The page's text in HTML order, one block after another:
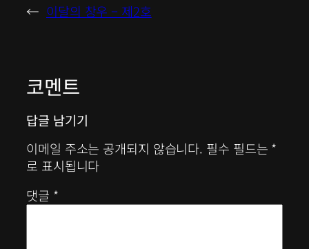
← 이달의 창우 – 제2호
코멘트
답글 남기기
이메일 주소는 공개되지 않습니다. 필수 필드는 *
로 표시됩니다
댓글 *